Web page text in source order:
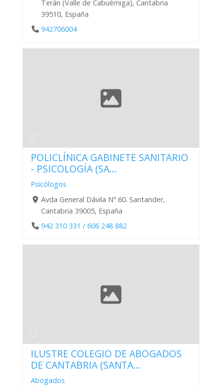
Terán (Valle de Cabuérniga), Cantabria
39510, España
942706004
POLICLÍNICA GABINETE SANITARIO
- PSICOLOGÍA (SA...
Psicólogos
Avda General Dávila Nº 60. Santander,
Cantabria 39005, España
942 310 331 / 606 248 882
ILUSTRE COLEGIO DE ABOGADOS
DE CANTABRIA (SANTA...
Abogados